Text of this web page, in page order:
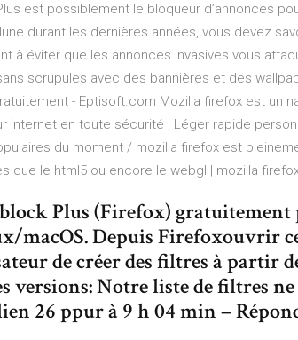
est possiblement le bloqueur d’annonces
durant les dernières années, vous devez
à éviter que les annonces invasives vous
scrupules avec des bannières et des
- Eptisoft.com Mozilla firefox est un
internet en toute sécurité , Léger rapide
du moment / mozilla firefox est
que le html5 ou encore le webgl | mozilla
Plus (Firefox) gratuitement
Depuis Firefoxouvrir
de créer des filtres à partir
versions: Notre liste de filtres ne
26 ppur à 9 h 04 min –